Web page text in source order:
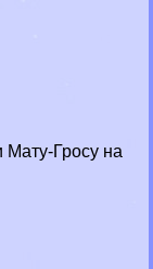
Мату-Гросу на